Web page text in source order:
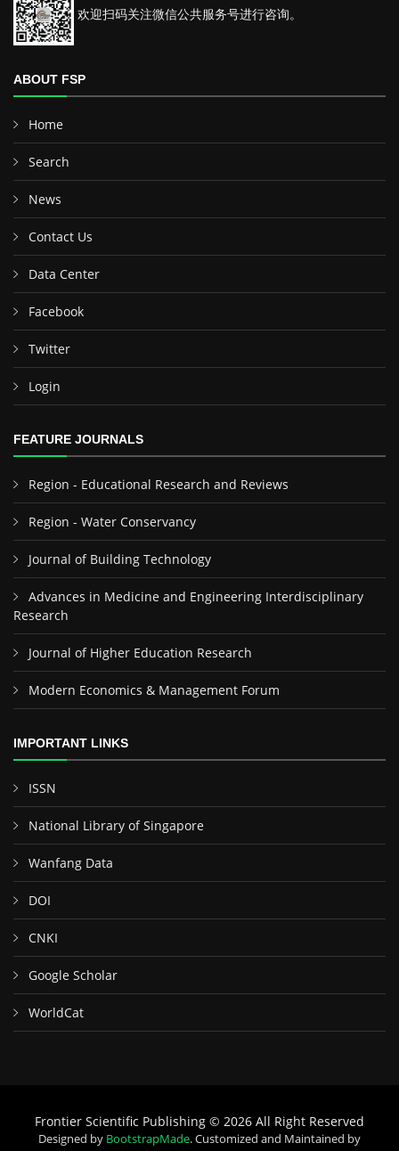
欢迎扫码关注微信公共服务号进行咨询。
ABOUT FSP
Home
Search
News
Contact Us
Data Center
Facebook
Twitter
Login
FEATURE JOURNALS
Region - Educational Research and Reviews
Region - Water Conservancy
Journal of Building Technology
Advances in Medicine and Engineering Interdisciplinary
Research
Journal of Higher Education Research
Modern Economics & Management Forum
IMPORTANT LINKS
ISSN
National Library of Singapore
Wanfang Data
DOI
CNKI
Google Scholar
WorldCat
Frontier Scientific Publishing © 2026 All Right Reserved
Designed by BootstrapMade. Customized and Maintained by